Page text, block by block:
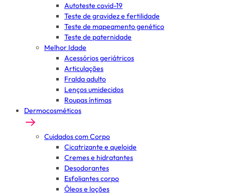
Autoteste covid-19
Teste de gravidez e fertilidade
Teste de mapeamento genético
Teste de paternidade
Melhor Idade
Acessórios geriátricos
Articulações
Fralda adulto
Lenços umidecidos
Roupas íntimas
Dermocosméticos
Cuidados com Corpo
Cicatrizante e queloide
Cremes e hidratantes
Desodorantes
Esfoliantes corpo
Óleos e loções